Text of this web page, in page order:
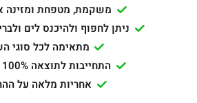
משקמת, מטפחת ומזינה
ניתן לחפוף ולהיכנס לים
מתאימה לכל סוגי
התחייבות לתוצאה 100% מושלמת!
אחריות מלאה על